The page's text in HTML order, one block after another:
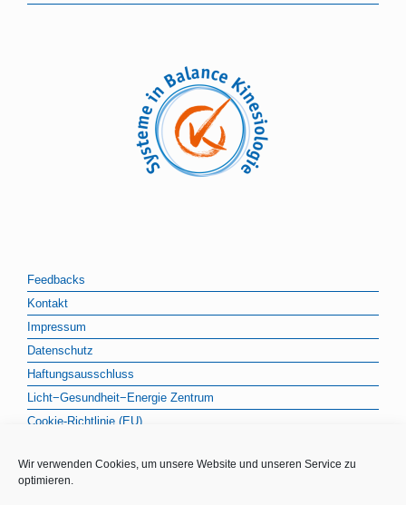
Wir verwenden Cookies, um unsere Website und unseren Service zu
optimieren.
Feedbacks
Kontakt
Impressum
Datenschutz
Haftungsausschluss
Licht−Gesundheit−Energie Zentrum
Cookie-Richtlinie (EU)